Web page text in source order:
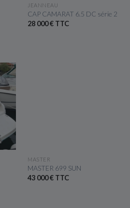
VOIR LE BATEAU
JEANNEAU
CAP CAMARAT 6.5 DC série 2
28 000 € TTC
VOIR LE BATEAU
MASTER
MASTER 699 SUN
43 000 € TTC